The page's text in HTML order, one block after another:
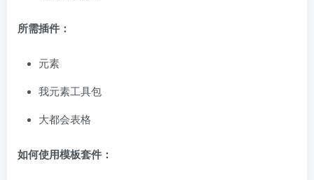
所需插件：
元素
我元素工具包
大都会表格
如何使用模板套件：